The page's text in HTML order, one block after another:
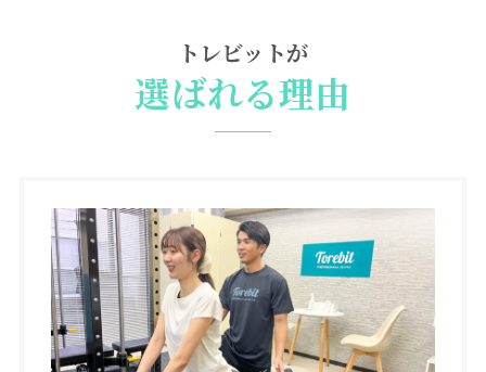
トレビットが
選ばれる理由